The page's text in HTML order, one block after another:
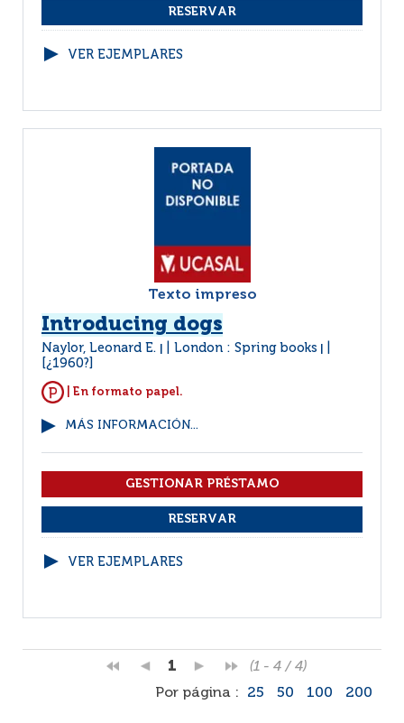
VER EJEMPLARES
Texto impreso
Introducing dogs
Naylor, Leonard E. London : Spring books
[¿1960?]
| En formato papel.
MÁS INFORMACIÓN...
VER EJEMPLARES
1
(1 - 4 / 4)
Por página :
25 50 100 200